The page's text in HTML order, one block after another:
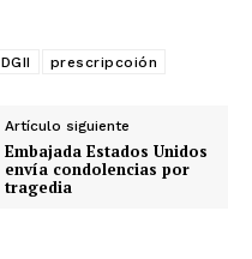
DGII prescripcoión
Artículo siguiente
Embajada Estados Unidos
envía condolencias por
tragedia